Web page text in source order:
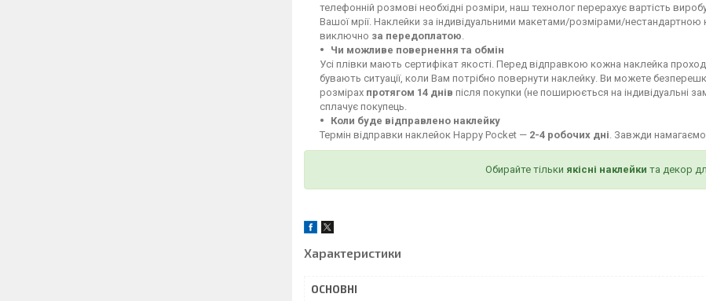
телефонній розмові необхідні розміри, наш технолог перерахує вартість
Вашої мрії. Наклейки за індивідуальними макетами/розмірами/
виключно за передоплатою
Чи можливе повернення та обмін
Усі плівки мають сертифікат якості. Перед відправкою кожна наклейка
бувають ситуації, коли Вам потрібно повернути наклейку. Ви можете
розмірах протягом 14 днів після покупки (не поширюється на індивідуальні
сплачує покупець.
Коли буде відправлено наклейку
Термін відправки наклейок Happy Pocket — 2-4 робочих дні . Завжди
Обирайте тільки якісні наклейки та декор
Характеристики
ОСНОВНІ